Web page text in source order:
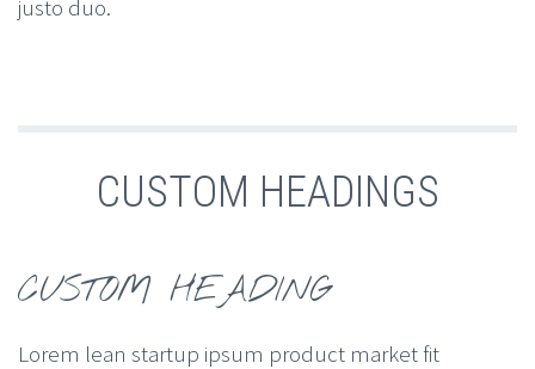
justo duo.
CUSTOM HEADINGS
CUSTOM HEADING
Lorem lean startup ipsum product market fit